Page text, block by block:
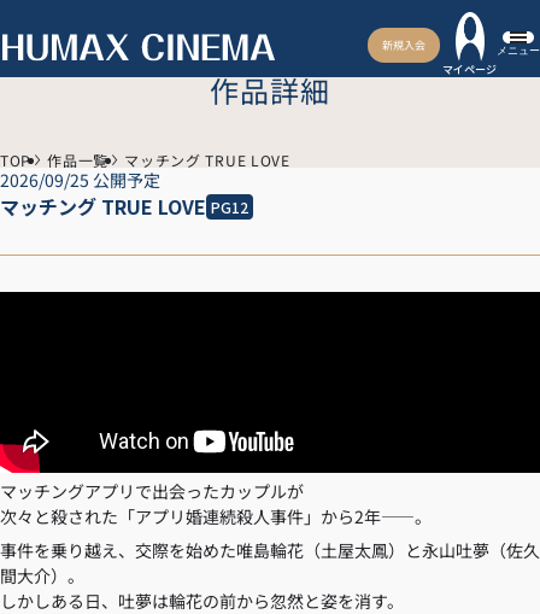
新規入会
マイページ
メニュー
作品詳細
TOP 作品一覧 マッチング TRUE LOVE
2026/09/25 公開予定
マッチング TRUE LOVE PG12
マッチングアプリで出会ったカップルが
次々と殺された「アプリ婚連続殺人事件」から2年——。
事件を乗り越え、交際を始めた唯島輪花（土屋太鳳）と永山吐夢（佐久
間大介）。
しかしある日、吐夢は輪花の前から忽然と姿を消す。